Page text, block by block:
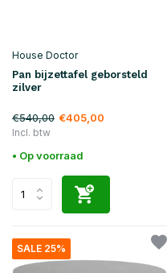
House Doctor
Pan bijzettafel geborsteld
zilver
€540,00 €405,00
Incl. btw
• Op voorraad
SALE 25%